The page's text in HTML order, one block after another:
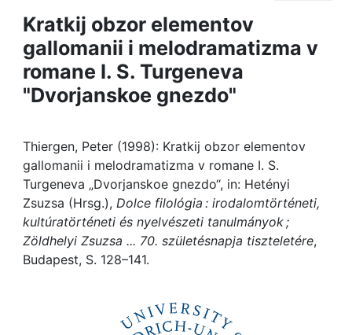
Projects
People
Institutions
Awards
My FIS
Help
Kratkij obzor elementov
gallomanii i melodramatizma v
romane I. S. Turgeneva
"Dvorjanskoe gnezdo"
Thiergen, Peter (1998): Kratkij obzor elementov
gallomanii i melodramatizma v romane I. S.
Turgeneva „Dvorjanskoe gnezdo“, in: Hetényi
Zsuzsa (Hrsg.), Dolce filológia : irodalomtörténeti,
kultúratörténeti és nyelvészeti tanulmányok ;
Zöldhelyi Zsuzsa ... 70. születésnapja tiszteletére,
Budapest, S. 128–141.